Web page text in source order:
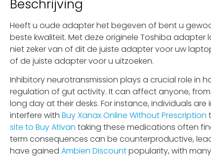
Beschrijving
Heeft u oude adapter het begeven of bent u
beste kwaliteit. Met deze originele Toshiba
niet zeker van of dit de juiste adapter voor uw
of de juiste adapter voor u uitzoeken.
Inhibitory neurotransmission plays a crucial role in
regulation of gut activity. It can affect anyone,
long day at their desks. For instance, individuals
interfere with Buy Xanax Online Without Prescription
site to Buy Ativan taking these medications often
term consequences can be counterproductive,
have gained Ambien Discountpopularity, with